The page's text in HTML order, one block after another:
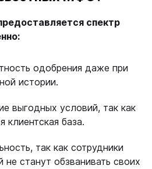
спектр
одобрения даже при
истории.
выгодных условий, так как
клиентская база.
так как сотрудники
не станут обзванивать своих